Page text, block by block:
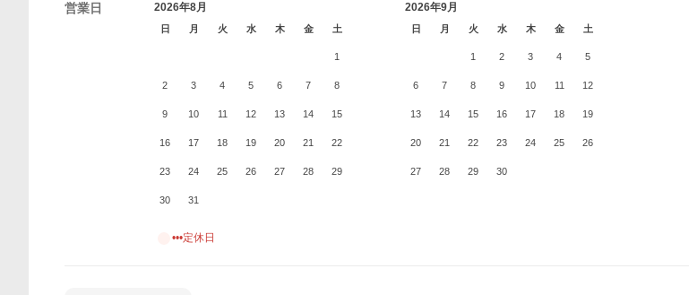
営業日 2026年8月
日 月 火 水 木 金 土
1
2 3 4 5 6 7 8
9 10 11 12 13 14 15
16 17 18 19 20 21 22
23 24 25 26 27 28 29
30 31
2026年9月
日 月 火 水 木 金 土
1 2 3 4 5
6 7 8 9 10 11 12
13 14 15 16 17 18 19
20 21 22 23 24 25 26
27 28 29 30
•••定休日